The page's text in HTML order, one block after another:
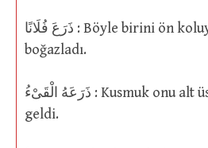
ذَرَعَ فُلَانًا : Böyle birini ön koluyla arkasından
boğazladı.
ذَرَعَهُ الْقَىْءُ : Kusmuk onu alt üst etti ve ağzına
geldi.